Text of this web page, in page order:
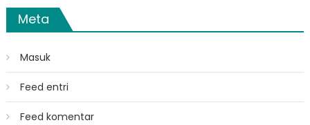
Meta
Masuk
Feed entri
Feed komentar